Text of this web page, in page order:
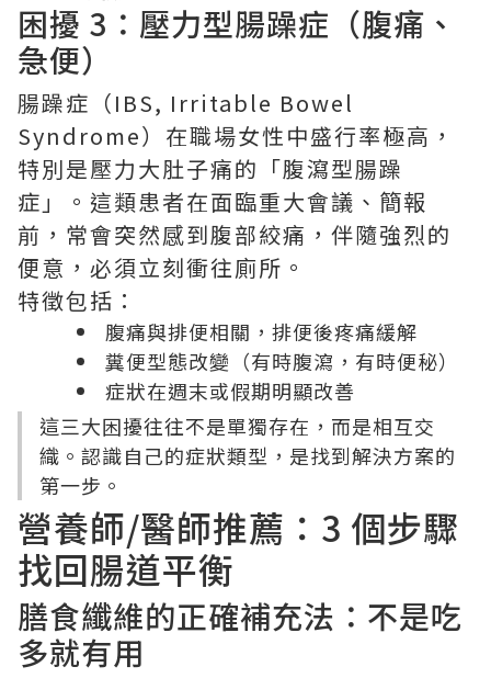
困擾 3：壓力型腸躁症（腹痛、
急便）
腸躁症（IBS, Irritable Bowel
Syndrome）在職場女性中盛行率極高，
特別是壓力大肚子痛的「腹瀉型腸躁
症」。這類患者在面臨重大會議、簡報
前，常會突然感到腹部絞痛，伴隨強烈的
便意，必須立刻衝往廁所。
特徵包括：
腹痛與排便相關，排便後疼痛緩解
糞便型態改變（有時腹瀉，有時便秘）
症狀在週末或假期明顯改善
這三大困擾往往不是單獨存在，而是相互交
織。認識自己的症狀類型，是找到解決方案的
第一步。
營養師/醫師推薦：3 個步驟
找回腸道平衡
膳食纖維的正確補充法：不是吃
多就有用